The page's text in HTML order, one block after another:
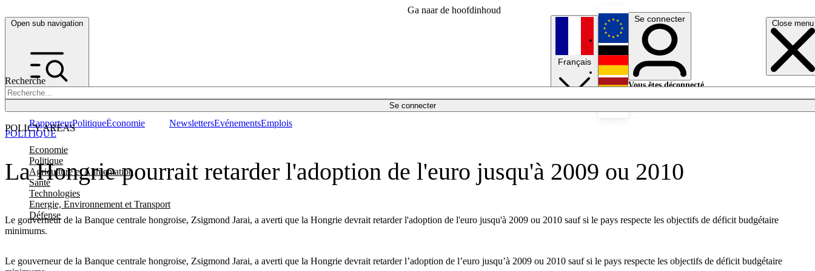
Ga naar de hoofdinhoud
Open sub navigation Close menu
Recherche
Se connecter
POLICY AREAS
Economie
Politique
Agriculture et Alimentation
Santé
Technologies
Energie, Environnement et Transport
Défense
RapporteurPolitiqueÉconomie NewslettersEvénementsEmplois
Français
English
Deutsch
Se connecter
Vous êtes déconnecté.
La Hongrie pourrait retarder l'adoption de l'euro jusqu'à 2009 ou 2010
Le gouverneur de la Banque centrale hongroise, Zsigmond Jarai, a averti que la Hongrie devrait retarder l'adoption de l'euro jusqu'à 2009 ou 2010 sauf si le pays respecte les objectifs de déficit budgétaire
minimums.
POLITIQUE
Le gouverneur de la Banque centrale hongroise, Zsigmond Jarai, a averti que la Hongrie devrait retarder l’adoption de l’euro jusqu’à 2009 ou 2010 sauf si le pays respecte les objectifs de déficit budgétaire